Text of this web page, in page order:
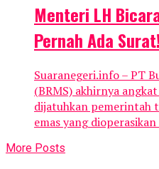
Menteri LH
Pernah Ada Surat!
Suaranegeri.info – PT
(BRMS) akhirnya
dijatuhkan pemerintah
emas yang
More Posts